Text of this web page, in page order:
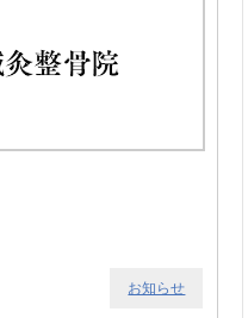
お知らせ